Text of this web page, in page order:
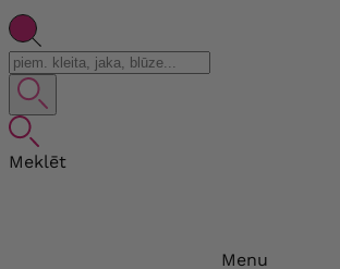
Meklēt
Menu